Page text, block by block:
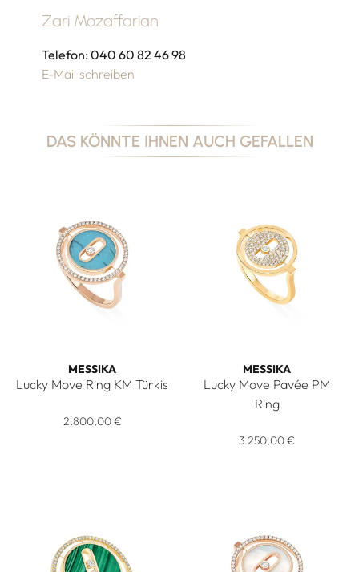
Zari Mozaffarian
Telefon: 040 60 82 46 98
E-Mail schreiben
DAS KÖNNTE IHNEN AUCH GEFALLEN
MESSIKA
Lucky Move Ring KM Türkis
Messika Lucky Move Ring KM Türkis, Ref: 12098-PG, Preis:
2.800,00 €
MESSIKA
Lucky Move Pavée PM
Ring
3.250,00 €